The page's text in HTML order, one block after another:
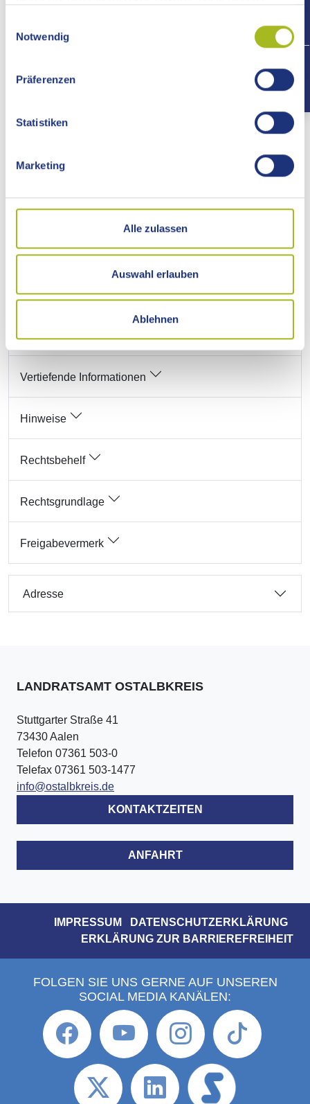
Notwendig
Präferenzen
Statistiken
Marketing
Alle zulassen
Auswahl erlauben
Ablehnen
Übertragung der Krankheiten auf die Lebensmittel
diesen Tätigkeits- und Beschäftigungsverboten erlassen.
Für den Umgang mit Lebensmitteln ist eine Belehrung und
erforderlich.
Voraussetzungen
Verfahrensablauf
Fristen
Erforderliche Unterlagen
Kosten
Vertiefende Informationen
Hinweise
Rechtsbehelf
Rechtsgrundlage
Freigabevermerk
Adresse
LANDRATSAMT OSTALBKREIS
Stuttgarter Straße 41
73430 Aalen
Telefon 07361 503-0
Telefax 07361 503-1477
info@ostalbkreis.de
KONTAKTZEITEN
ANFAHRT
IMPRESSUM
DATENSCHUTZERKLÄRUNG
ERKLÄRUNG ZUR BARRIEREFREIHEIT
FOLGEN SIE UNS GERNE AUF UNSEREN
SOCIAL MEDIA KANÄLEN: